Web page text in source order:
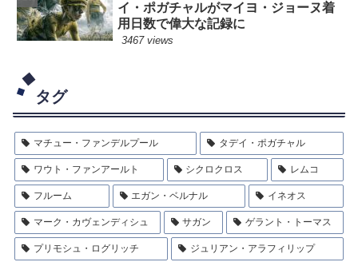
イ・ポガチャルがマイヨ・ジョーヌ着
用日数で偉大な記録に
3467 views
タグ
マチュー・ファンデルプール タデイ・ポガチャル
ワウト・ファンアールト シクロクロス レムコ
フルーム エガン・ベルナル イネオス
マーク・カヴェンディシュ サガン ゲラント・トーマス
プリモシュ・ログリッチ ジュリアン・アラフィリップ